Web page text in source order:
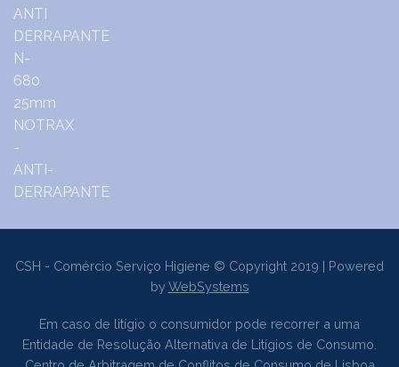
CSH - Comércio Serviço Higiene © Copyright 2019 | Powered
byWebSystems
Em caso de litígio o consumidor pode recorrer a uma
Entidade de Resolução Alternativa de Litígios de Consumo.